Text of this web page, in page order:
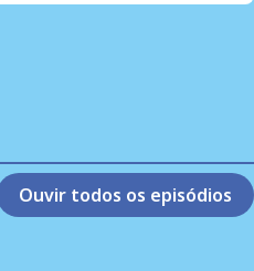
Ouvir todos os episódios